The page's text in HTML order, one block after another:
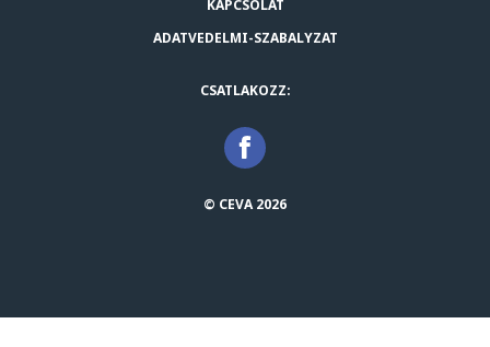
KAPCSOLAT
ADATVEDELMI-SZABALYZAT
CSATLAKOZZ:
© CEVA 2026